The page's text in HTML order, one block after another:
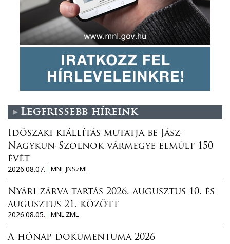
Legfrissebb híreink
Időszaki kiállítás mutatja be Jász-
Nagykun-Szolnok vármegye elmúlt 150
évét
2026.08.07.
MNL JNSzML
Nyári zárva tartás 2026. augusztus 10. és
augusztus 21. között
2026.08.05.
MNL ZML
A hónap dokumentuma 2026